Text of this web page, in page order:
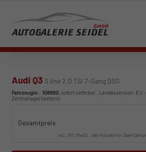
Audi Q3 S line 2.0 TSI 7-Gang DSG
Fahrzeugnr.: 108880, sofort lieferbar , Landesversion: EU
Zentrallager (extern)
Gesamtpreis
incl. 19% MwSt., den Kosten für